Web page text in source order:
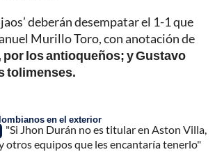
deberán desempatar el 1-1 que
Murillo Toro, con anotación de
los antioqueños; y Gustavo
tolimenses.
en el exterior
"Si Jhon Durán no es titular en Aston Villa,
otros equipos que les encantaría tenerlo"